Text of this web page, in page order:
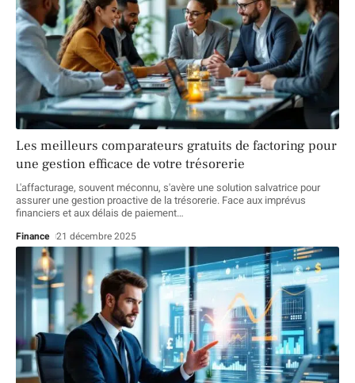
Les meilleurs comparateurs gratuits de factoring pour
une gestion efficace de votre trésorerie
L'affacturage, souvent méconnu, s'avère une solution salvatrice pour
assurer une gestion proactive de la trésorerie. Face aux imprévus
financiers et aux délais de paiement…
Finance 21 décembre 2025